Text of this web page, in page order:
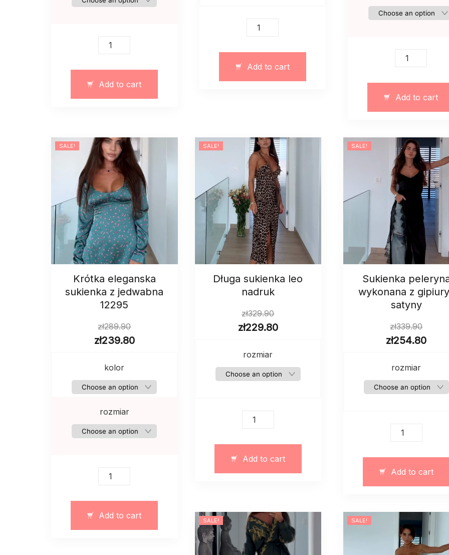
Eleganska
quantity
Add to cart
Eleganska
przezroczystymi
wstawkami
Add to cart
Krótka
jedwabna
13008
Add to cart
SALE!
Krótka eleganska
sukienka z jedwabna
12295
zł289.90
zł239.80
kolor
rozmiar
Krótka
jedwabna
12295
Add to cart
SALE!
Długa sukienka leo
nadruk
zł329.90
zł229.80
rozmiar
Długa
quantity
Add to cart
SALE!
Sukienka
wykonana z
satyny
zł339.90
zł254.80
rozmiar
Sukienka
gipiury
i
quantity
Add to cart
SALE! SALE!